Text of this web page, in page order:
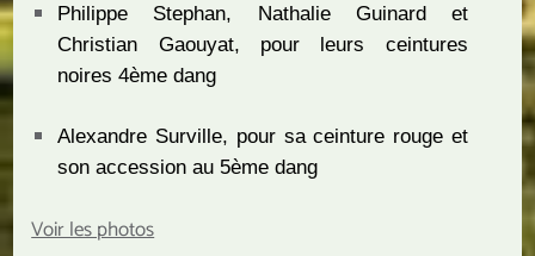
Philippe Stephan, Nathalie Guinard et
Christian Gaouyat, pour leurs ceintures
noires 4ème dang
Alexandre Surville, pour sa ceinture rouge et
son accession au 5ème dang
Voir les photos